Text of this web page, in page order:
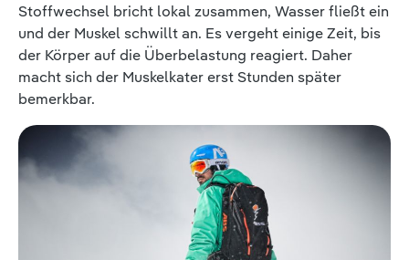
Stoffwechsel bricht lokal zusammen, Wasser fließt ein
und der Muskel schwillt an. Es vergeht einige Zeit, bis
der Körper auf die Überbelastung reagiert. Daher
macht sich der Muskelkater erst Stunden später
bemerkbar.